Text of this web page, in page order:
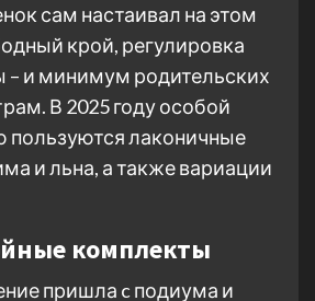
сам настаивал на этом
крой, регулировка
– и минимум родительских
В 2025 году особой
пользуются лаконичные
и льна, а также вариации
комплекты
пришла c подиума и